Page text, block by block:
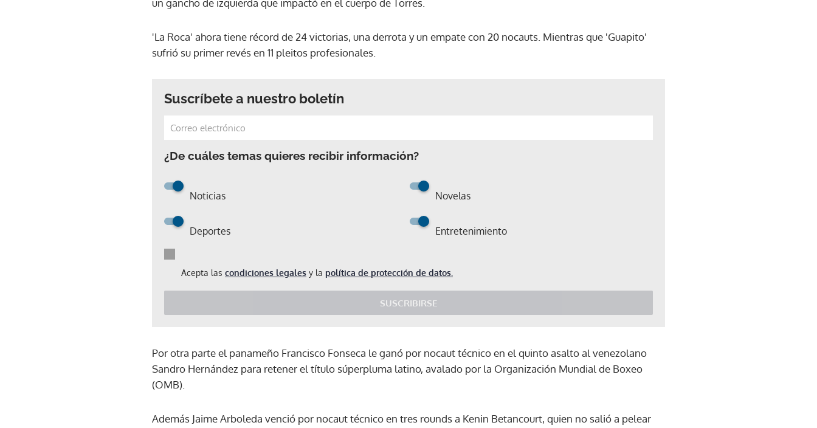
un gancho de izquierda que impactó en el cuerpo de Torres.
'La Roca' ahora tiene récord de 24 victorias, una derrota y un empate con 20 nocauts. Mientras que 'Guapito'
sufrió su primer revés en 11 pleitos profesionales.
Suscríbete a nuestro boletín
¿De cuáles temas quieres recibir información?
Noticias Novelas
Deportes Entretenimiento
Acepta las condiciones legales y la política de protección de datos.
SUSCRIBIRSE
Por otra parte el panameño Francisco Fonseca le ganó por nocaut técnico en el quinto asalto al venezolano
Sandro Hernández para retener el título súperpluma latino, avalado por la Organización Mundial de Boxeo
(OMB).
Además Jaime Arboleda venció por nocaut técnico en tres rounds a Kenin Betancourt, quien no salió a pelear